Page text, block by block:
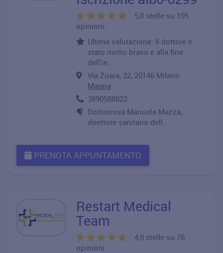
5,0 stelle su 105
opinioni
Ultima valutazione: Il dottore è
stato molto bravo e alla fine
dell'in..
Via Zuara, 22, 20146 Milano
Mappa
3890588822
Dottoressa Manuela Mazza,
direttore sanitario dell..
PRENOTA APPUNTAMENTO
Restart Medical
Team
4,9 stelle su 76
opinioni